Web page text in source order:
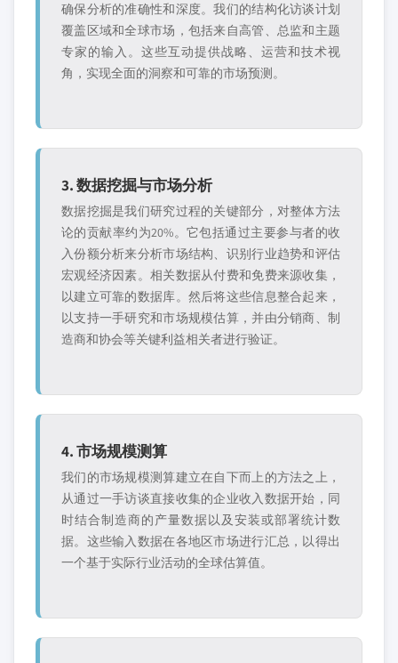
确保分析的准确性和深度。我们的结构化访谈计划
覆盖区域和全球市场，包括来自高管、总监和主题
专家的输入。这些互动提供战略、运营和技术视
角，实现全面的洞察和可靠的市场预测。
3. 数据挖掘与市场分析
数据挖掘是我们研究过程的关键部分，对整体方法
论的贡献率约为20%。它包括通过主要参与者的收
入份额分析来分析市场结构、识别行业趋势和评估
宏观经济因素。相关数据从付费和免费来源收集，
以建立可靠的数据库。然后将这些信息整合起来，
以支持一手研究和市场规模估算，并由分销商、制
造商和协会等关键利益相关者进行验证。
4. 市场规模测算
我们的市场规模测算建立在自下而上的方法之上，
从通过一手访谈直接收集的企业收入数据开始，同
时结合制造商的产量数据以及安装或部署统计数
据。这些输入数据在各地区市场进行汇总，以得出
一个基于实际行业活动的全球估算值。